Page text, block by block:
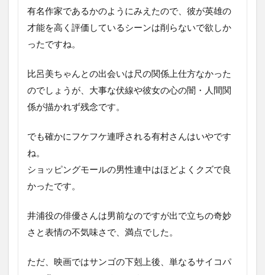
有名作家であるかのようにみえたので、彼が英雄の
才能を高く評価しているシーンは削らないで欲しか
ったですね。
比呂美ちゃんとの出会いは尺の関係上仕方なかった
のでしょうが、大事な伏線や彼女の心の闇・人間関
係が描かれず残念です。
でも確かにフケフケ連呼される有村さんはいやです
ね。
ショッピングモールの男性連中はほどよくクズで良
かったです。
井浦役の俳優さんは男前なのですが出で立ちの奇妙
さと表情の不気味さで、満点でした。
ただ、映画ではサンゴの下剋上後、単なるサイコパ